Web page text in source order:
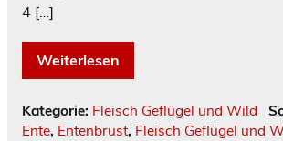
4 […]
Weiterlesen
Kategorie: Fleisch Geflügel und Wild
Ente, Entenbrust, Fleisch Geflügel und